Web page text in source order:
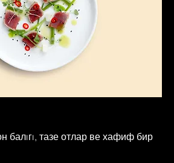
балıгı, тазе отлар ве хафиф бир